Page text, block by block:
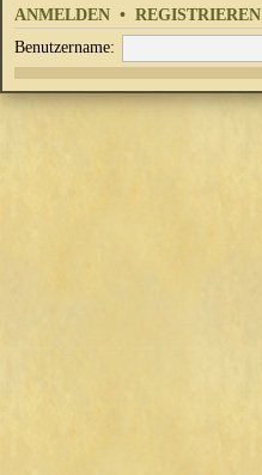
ANMELDEN • REGISTRIEREN
Benutzername: